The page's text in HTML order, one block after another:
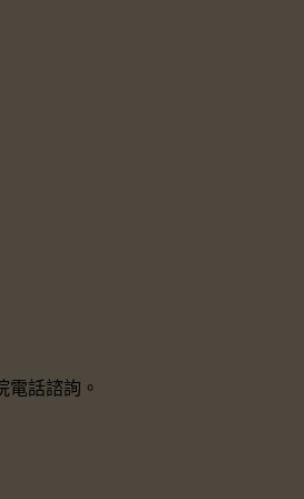
電話諮詢。